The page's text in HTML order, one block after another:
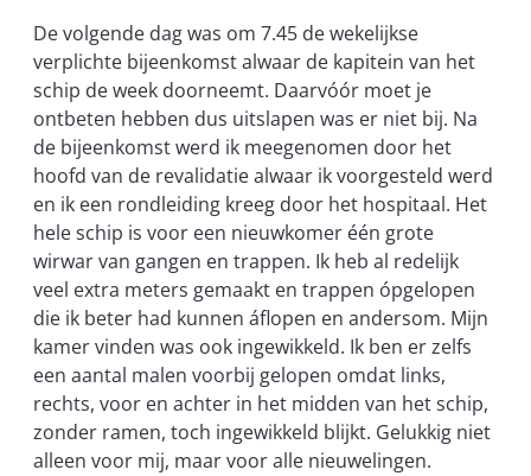
De volgende dag was om 7.45 de wekelijkse
verplichte bijeenkomst alwaar de kapitein van het
schip de week doorneemt. Daarvóór moet je
ontbeten hebben dus uitslapen was er niet bij. Na
de bijeenkomst werd ik meegenomen door het
hoofd van de revalidatie alwaar ik voorgesteld werd
en ik een rondleiding kreeg door het hospitaal. Het
hele schip is voor een nieuwkomer één grote
wirwar van gangen en trappen. Ik heb al redelijk
veel extra meters gemaakt en trappen ópgelopen
die ik beter had kunnen áflopen en andersom. Mijn
kamer vinden was ook ingewikkeld. Ik ben er zelfs
een aantal malen voorbij gelopen omdat links,
rechts, voor en achter in het midden van het schip,
zonder ramen, toch ingewikkeld blijkt. Gelukkig niet
alleen voor mij, maar voor alle nieuwelingen.